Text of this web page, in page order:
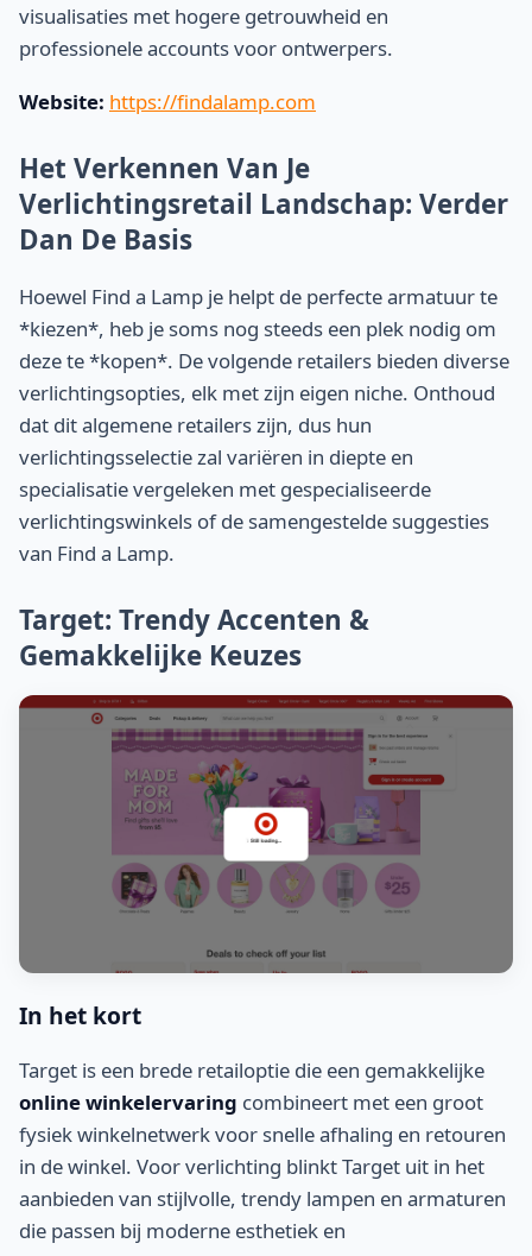
visualisaties met hogere getrouwheid en
professionele accounts voor ontwerpers.
Website: https://findalamp.com
Het Verkennen Van Je
Verlichtingsretail Landschap: Verder
Dan De Basis
Hoewel Find a Lamp je helpt de perfecte armatuur te
*kiezen*, heb je soms nog steeds een plek nodig om
deze te *kopen*. De volgende retailers bieden diverse
verlichtingsopties, elk met zijn eigen niche. Onthoud
dat dit algemene retailers zijn, dus hun
verlichtingsselectie zal variëren in diepte en
specialisatie vergeleken met gespecialiseerde
verlichtingswinkels of de samengestelde suggesties
van Find a Lamp.
Target: Trendy Accenten &
Gemakkelijke Keuzes
In het kort
Target is een brede retailoptie die een gemakkelijke
online winkelervaring combineert met een groot
fysiek winkelnetwerk voor snelle afhaling en retouren
in de winkel. Voor verlichting blinkt Target uit in het
aanbieden van stijlvolle, trendy lampen en armaturen
die passen bij moderne esthetiek en